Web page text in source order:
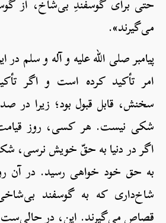
می‌گیرند».
پیامبر صلی الله علیه و آله و سلم
امر تأکید کرده است و اگر
سخنش، قابل قبول بود؛ زیرا در
شکی نیست. هر کسی، روز
اگر در دنیا به حقّ خویش نرسی،
به حق خود خواهی رسید. در آن
شاخ‌داری که به گوسفند
قصاص می‌گیرند. این، در